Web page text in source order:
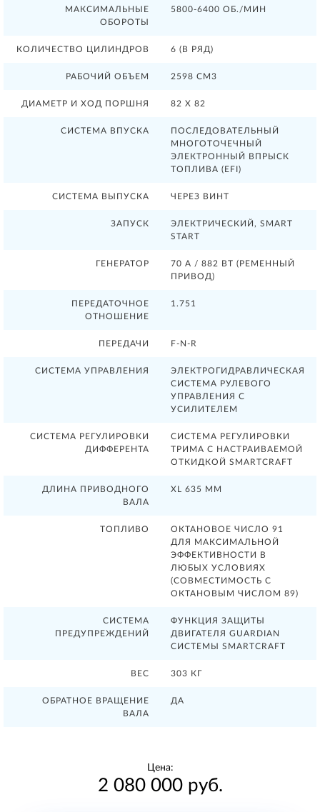
МАКСИМАЛЬНЫЕ
ОБОРОТЫ
5800-6400 ОБ./МИН
КОЛИЧЕСТВО ЦИЛИНДРОВ 6 (В РЯД)
РАБОЧИЙ ОБЪЕМ 2598 СМ3
ДИАМЕТР И ХОД ПОРШНЯ 82 X 82
СИСТЕМА ВПУСКА
ПОСЛЕДОВАТЕЛЬНЫЙ
МНОГОТОЧЕЧНЫЙ
ЭЛЕКТРОННЫЙ ВПРЫСК
ТОПЛИВА (EFI)
СИСТЕМА ВЫПУСКА ЧЕРЕЗ ВИНТ
ЗАПУСК
ЭЛЕКТРИЧЕСКИЙ, SMART
START
ГЕНЕРАТОР
70 А / 882 ВТ (РЕМЕННЫЙ
ПРИВОД)
ПЕРЕДАТОЧНОЕ
ОТНОШЕНИЕ
1.751
ПЕРЕДАЧИ F-N-R
СИСТЕМА УПРАВЛЕНИЯ
ЭЛЕКТРОГИДРАВЛИЧЕСКАЯ
СИСТЕМА РУЛЕВОГО
УПРАВЛЕНИЯ С
УСИЛИТЕЛЕМ
СИСТЕМА РЕГУЛИРОВКИ
ДИФФЕРЕНТА
СИСТЕМА РЕГУЛИРОВКИ
ТРИМА С НАСТРАИВАЕМОЙ
ОТКИДКОЙ SMARTCRAFT
ДЛИНА ПРИВОДНОГО
ВАЛА
XL 635 ММ
ТОПЛИВО
ОКТАНОВОЕ ЧИСЛО 91
ДЛЯ МАКСИМАЛЬНОЙ
ЭФФЕКТИВНОСТИ В
ЛЮБЫХ УСЛОВИЯХ
(СОВМЕСТИМОСТЬ С
ОКТАНОВЫМ ЧИСЛОМ 89)
СИСТЕМА
ПРЕДУПРЕЖДЕНИЙ
ФУНКЦИЯ ЗАЩИТЫ
ДВИГАТЕЛЯ GUARDIAN
СИСТЕМЫ SMARTCRAFT
ВЕС 303 КГ
ОБРАТНОЕ ВРАЩЕНИЕ
ВАЛА
ДА
Цена:
2 080 000 руб.